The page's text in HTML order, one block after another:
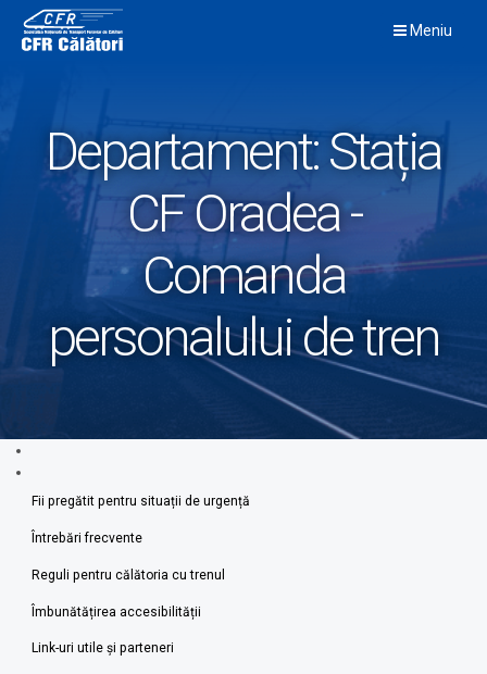
content
Meniu
Departament:Stația
CF Oradea -
Comanda
personalului de tren
Fii pregătit pentru situații de urgență
Întrebări frecvente
Reguli pentru călătoria cu trenul
Îmbunătățirea accesibilității
Link-uri utile şi parteneri